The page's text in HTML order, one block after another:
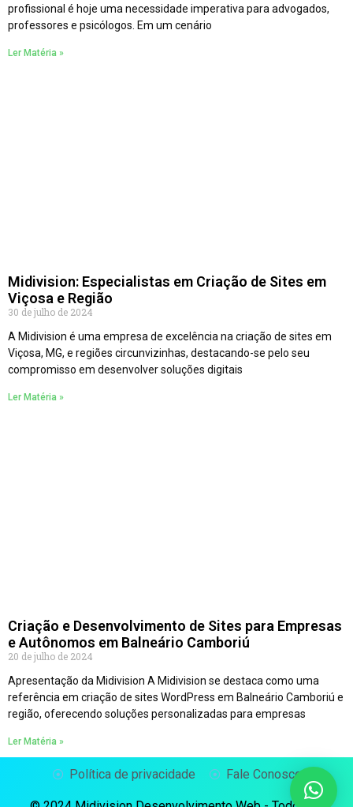
profissional é hoje uma necessidade imperativa para advogados,
professores e psicólogos. Em um cenário
Ler Matéria »
Midivision: Especialistas em Criação de Sites em
Viçosa e Região
30 de julho de 2024
A Midivision é uma empresa de excelência na criação de sites em
Viçosa, MG, e regiões circunvizinhas, destacando-se pelo seu
compromisso em desenvolver soluções digitais
Ler Matéria »
Criação e Desenvolvimento de Sites para Empresas
e Autônomos em Balneário Camboriú
20 de julho de 2024
Apresentação da Midivision A Midivision se destaca como uma
referência em criação de sites WordPress em Balneário Camboriú e
região, oferecendo soluções personalizadas para empresas
Ler Matéria »
Política de privacidade Fale Conosco